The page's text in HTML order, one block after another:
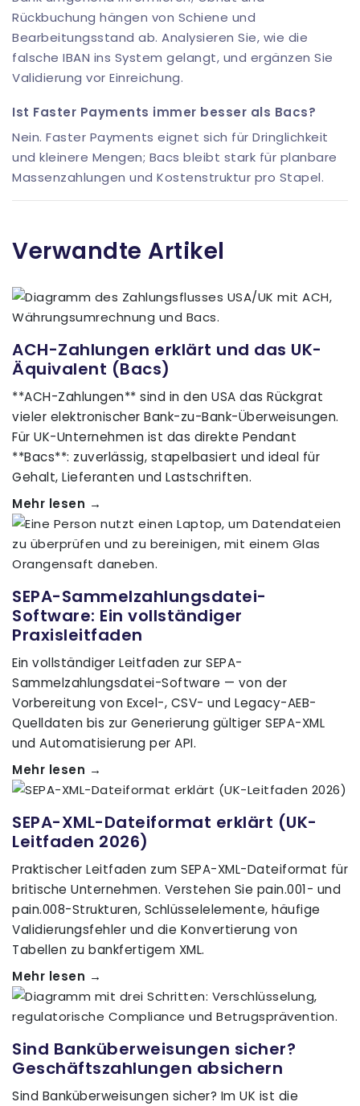
Rückbuchung hängen von Schiene und
Bearbeitungsstand ab. Analysieren Sie, wie die
falsche IBAN ins System gelangt, und ergänzen Sie
Validierung vor Einreichung.
Ist Faster Payments immer besser als Bacs?
Nein. Faster Payments eignet sich für Dringlichkeit
und kleinere Mengen; Bacs bleibt stark für planbare
Massenzahlungen und Kostenstruktur pro Stapel.
Verwandte Artikel
ACH-Zahlungen erklärt und das UK-
Äquivalent (Bacs)
**ACH-Zahlungen** sind in den USA das Rückgrat
vieler elektronischer Bank-zu-Bank-Überweisungen.
Für UK-Unternehmen ist das direkte Pendant
**Bacs**: zuverlässig, stapelbasiert und ideal für
Gehalt, Lieferanten und Lastschriften.
Mehr lesen →
SEPA-Sammelzahlungsdatei-
Software: Ein vollständiger
Praxisleitfaden
Ein vollständiger Leitfaden zur SEPA-
Sammelzahlungsdatei-Software — von der
Vorbereitung von Excel-, CSV- und Legacy-AEB-
Quelldaten bis zur Generierung gültiger SEPA-XML
und Automatisierung per API.
Mehr lesen →
SEPA-XML-Dateiformat erklärt (UK-
Leitfaden 2026)
Praktischer Leitfaden zum SEPA-XML-Dateiformat für
britische Unternehmen. Verstehen Sie pain.001- und
pain.008-Strukturen, Schlüsselelemente, häufige
Validierungsfehler und die Konvertierung von
Tabellen zu bankfertigem XML.
Mehr lesen →
Sind Banküberweisungen sicher?
Geschäftszahlungen absichern
Sind Banküberweisungen sicher? Im UK ist die